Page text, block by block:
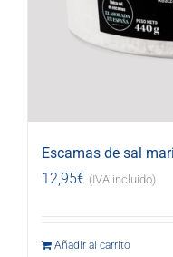
Escamas de sal
12,95€ (IVA incluido)
Añadir al carrito